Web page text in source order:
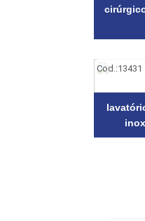
Cod.:13431